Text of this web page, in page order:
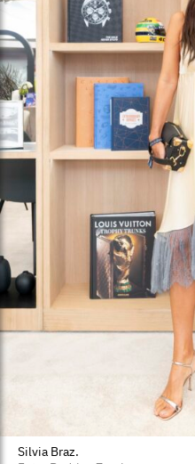
Silvia Braz.